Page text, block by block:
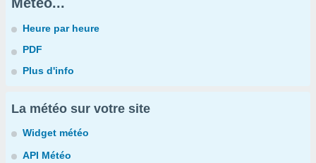
Heure par heure
PDF
Plus d'info
La météo sur votre site
Widget météo
API Météo